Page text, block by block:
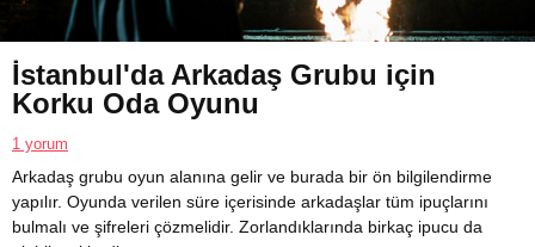
İstanbul'da Arkadaş Grubu için
Korku Oda Oyunu
1 yorum
Arkadaş grubu oyun alanına gelir ve burada bir ön bilgilendirme
yapılır. Oyunda verilen süre içerisinde arkadaşlar tüm ipuçlarını
bulmalı ve şifreleri çözmelidir. Zorlandıklarında birkaç ipucu da